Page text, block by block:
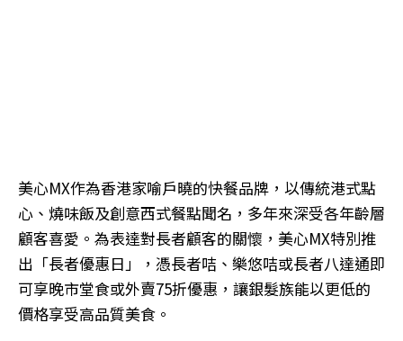
美心MX作為香港家喻戶曉的快餐品牌，以傳統港式點
心、燒味飯及創意西式餐點聞名，多年來深受各年齡層
顧客喜愛。為表達對長者顧客的關懷，美心MX特別推
出「長者優惠日」，憑長者咭、樂悠咭或長者八達通即
可享晚市堂食或外賣75折優惠，讓銀髮族能以更低的
價格享受高品質美食。